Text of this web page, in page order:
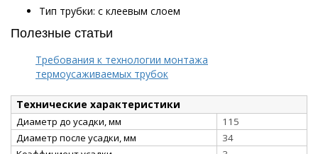
Тип трубки: с клеевым слоем
Полезные статьи
Требования к технологии монтажа
термоусаживаемых трубок
Технические характеристики
Диаметр до усадки, мм
115
Диаметр после усадки, мм
34